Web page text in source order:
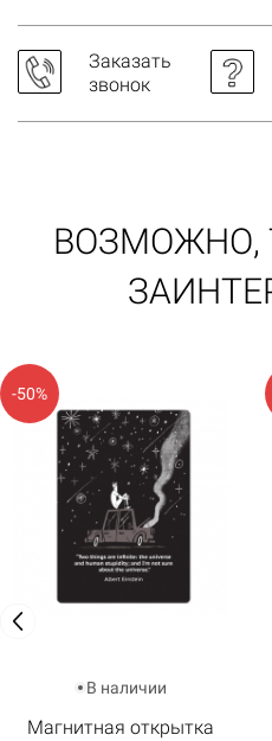
Заказать
звонок
ВОЗМОЖНО,
-50%
В наличии
Магнитная открытка